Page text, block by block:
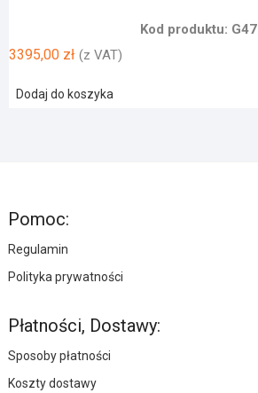
Kod produktu: G47
3395,00 zł (z VAT)
Dodaj do koszyka
Pomoc:
Regulamin
Polityka prywatności
Płatności, Dostawy:
Sposoby płatności
Koszty dostawy